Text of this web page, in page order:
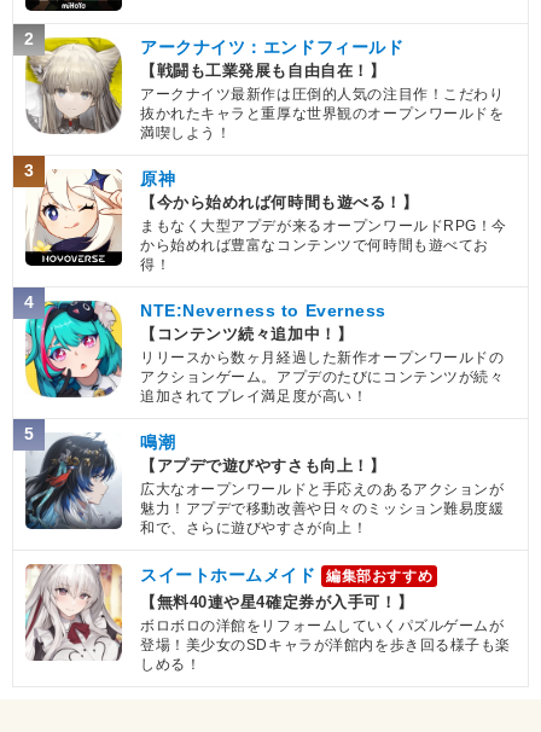
2 アークナイツ：エンドフィールド
【戦闘も工業発展も自由自在！】
アークナイツ最新作は圧倒的人気の注目作！こだわり
抜かれたキャラと重厚な世界観のオープンワールドを
満喫しよう！
3 原神
【今から始めれば何時間も遊べる！】
まもなく大型アプデが来るオープンワールドRPG！今
から始めれば豊富なコンテンツで何時間も遊べてお
得！
4 NTE:Neverness to Everness
【コンテンツ続々追加中！】
リリースから数ヶ月経過した新作オープンワールドの
アクションゲーム。アプデのたびにコンテンツが続々
追加されてプレイ満足度が高い！
5 鳴潮
【アプデで遊びやすさも向上！】
広大なオープンワールドと手応えのあるアクションが
魅力！アプデで移動改善や日々のミッション難易度緩
和で、さらに遊びやすさが向上！
スイートホームメイド 編集部おすすめ
【無料40連や星4確定券が入手可！】
ボロボロの洋館をリフォームしていくパズルゲームが
登場！美少女のSDキャラが洋館内を歩き回る様子も楽
しめる！